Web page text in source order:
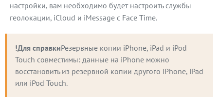
настройки, вам необходимо будет настроить службы
геолокации, iCloud и iMessage с Face Time.
!Для справкиРезервные копии iPhone, iPad и iPod
Touch совместимы: данные на iPhone можно
восстановить из резервной копии другого iPhone, iPad
или iPod Touch.